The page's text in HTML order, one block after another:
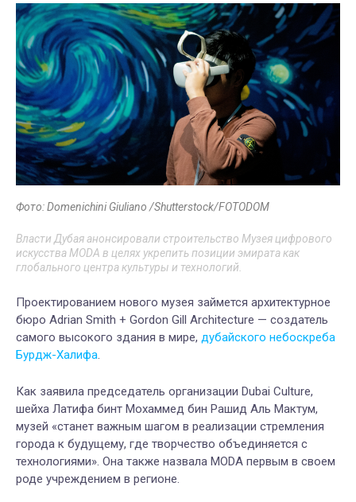
Фото: Domenichini Giuliano /Shutterstock/FOTODOM
Власти Дубая анонсировали строительство Музея цифрового
искусства MODA в целях укрепить позиции эмирата как
глобального центра культуры и технологий.
Проектированием нового музея займется архитектурное
бюро Adrian Smith + Gordon Gill Architecture — создатель
самого высокого здания в мире, дубайского небоскреба
Бурдж-Халифа.
Как заявила председатель организации Dubai Culture,
шейха Латифа бинт Мохаммед бин Рашид Аль Мактум,
музей «станет важным шагом в реализации стремления
города к будущему, где творчество объединяется с
технологиями». Она также назвала MODA первым в своем
роде учреждением в регионе.